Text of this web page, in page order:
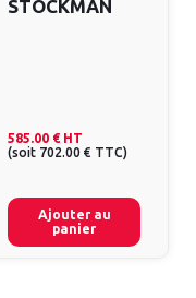
STOCKMAN
585.00 € HT
(soit 702.00 € TTC)
Ajouter au
panier